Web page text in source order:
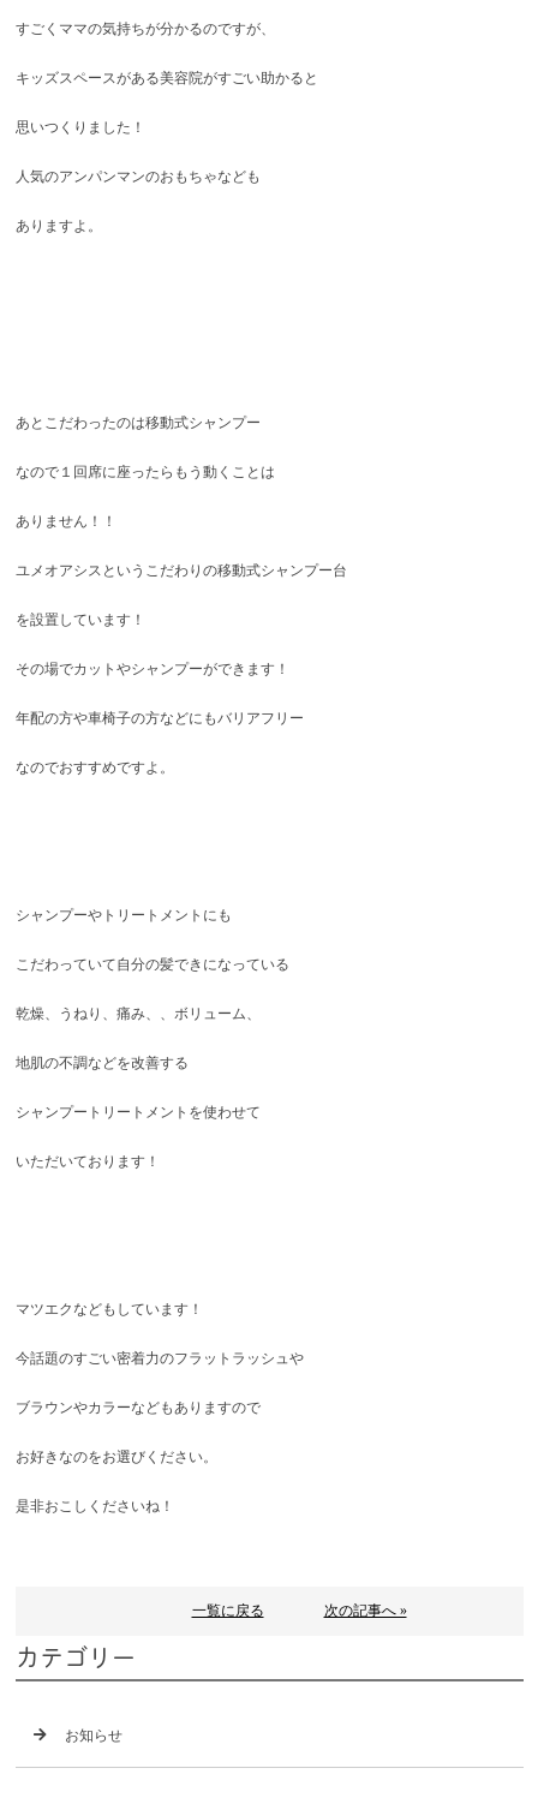
すごくママの気持ちが分かるのですが、
キッズスペースがある美容院がすごい助かると
思いつくりました！
人気のアンパンマンのおもちゃなども
ありますよ。
あとこだわったのは移動式シャンプー
なので１回席に座ったらもう動くことは
ありません！！
ユメオアシスというこだわりの移動式シャンプー台
を設置しています！
その場でカットやシャンプーができます！
年配の方や車椅子の方などにもバリアフリー
なのでおすすめですよ。
シャンプーやトリートメントにも
こだわっていて自分の髪できになっている
乾燥、うねり、痛み、、ボリューム、
地肌の不調などを改善する
シャンプートリートメントを使わせて
いただいております！
マツエクなどもしています！
今話題のすごい密着力のフラットラッシュや
ブラウンやカラーなどもありますので
お好きなのをお選びください。
是非おこしくださいね！
一覧に戻る 次の記事へ »
カテゴリー
お知らせ